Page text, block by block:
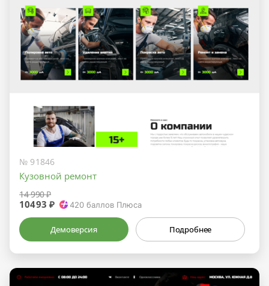
№ 91846
Кузовной ремонт
14 990 ₽
10493 ₽ 420 баллов Плюса
Демоверсия Подробнее